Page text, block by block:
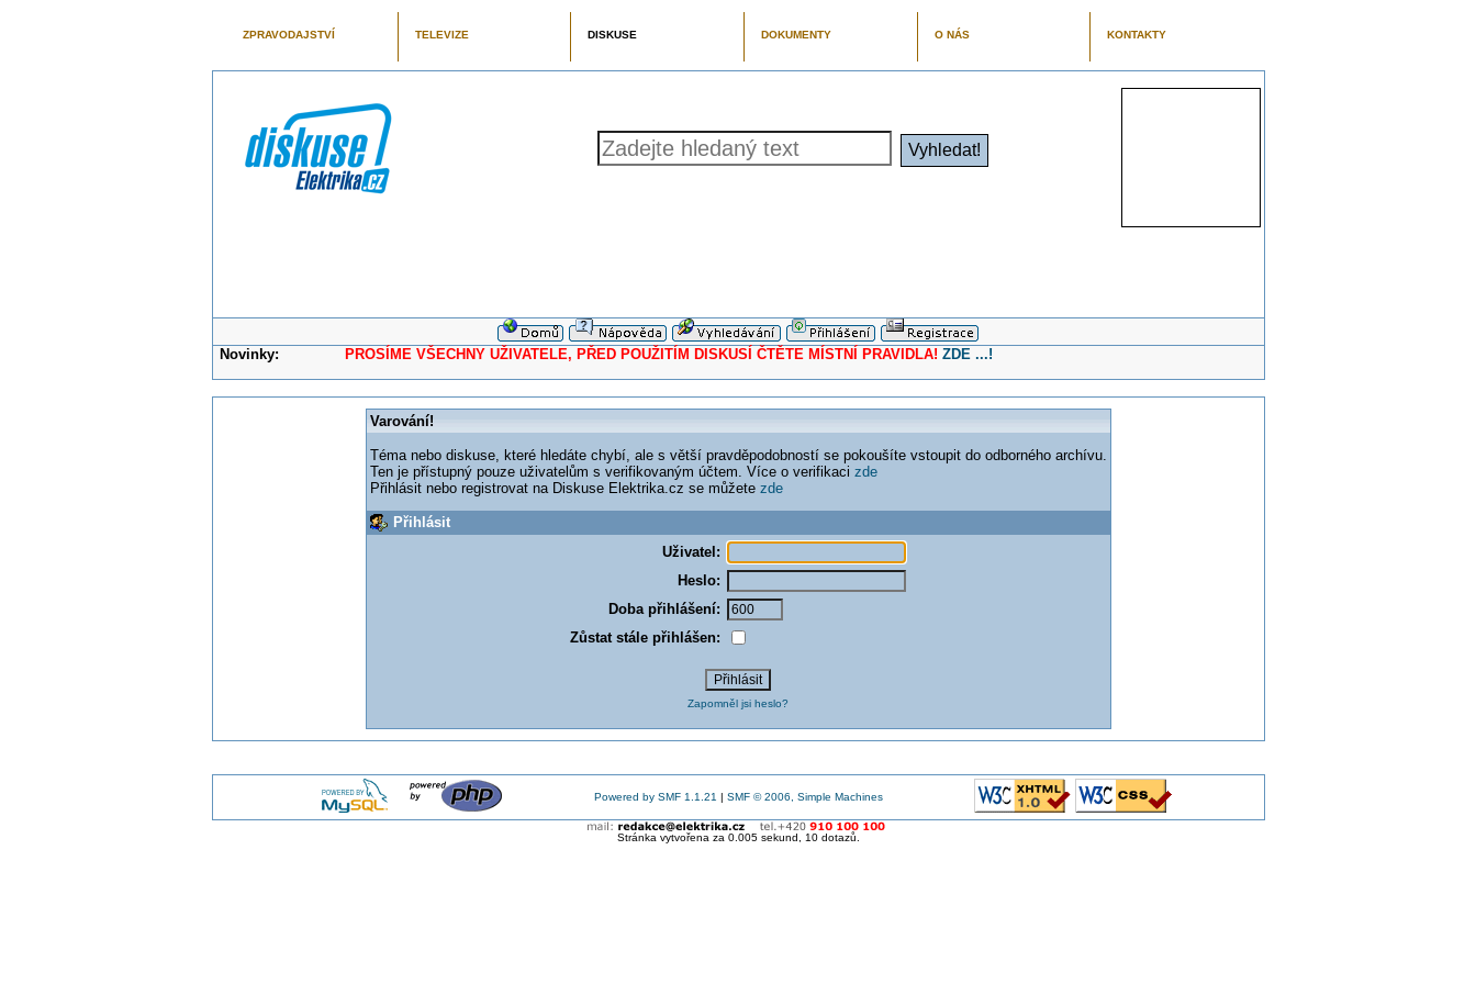
ZPRAVODAJSTVÍ TELEVIZE DISKUSE DOKUMENTY O NÁS KONTAKTY
Novinky: PROSÍME VŠECHNY UŽIVATELE, PŘED POUŽITÍM DISKUSÍ ČTĚTE MÍSTNÍ PRAVIDLA! ZDE ...!
Varování!
Téma nebo diskuse, které hledáte chybí, ale s větší pravděpodobností se pokoušíte vstoupit do odborného archívu.
Ten je přístupný pouze uživatelům s verifikovaným účtem. Více o verifikaci zde
Přihlásit nebo registrovat na Diskuse Elektrika.cz se můžete zde
Přihlásit
Uživatel:
Heslo:
Doba přihlášení:
Zůstat stále přihlášen:
Zapomněl jsi heslo?
Powered by SMF 1.1.21 | SMF © 2006, Simple Machines
Stránka vytvořena za 0.005 sekund, 10 dotazů.